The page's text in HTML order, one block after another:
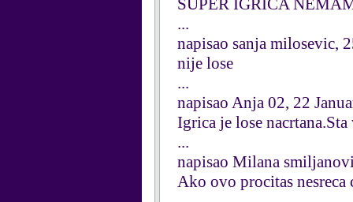
SUPER IGRICA
...
napisao sanja milosevic,
nije lose
...
napisao Anja 02, 22
Igrica je lose
...
napisao Milana
Ako ovo procitas nesreca